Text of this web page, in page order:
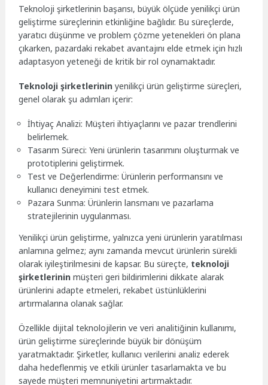
Teknoloji şirketlerinin başarısı, büyük ölçüde yenilikçi ürün
geliştirme süreçlerinin etkinliğine bağlıdır. Bu süreçlerde,
yaratıcı düşünme ve problem çözme yetenekleri ön plana
çıkarken, pazardaki rekabet avantajını elde etmek için hızlı
adaptasyon yeteneği de kritik bir rol oynamaktadır.
Teknoloji şirketlerinin yenilikçi ürün geliştirme süreçleri,
genel olarak şu adımları içerir:
İhtiyaç Analizi: Müşteri ihtiyaçlarını ve pazar trendlerini
belirlemek.
Tasarım Süreci: Yeni ürünlerin tasarımını oluşturmak ve
prototiplerini geliştirmek.
Test ve Değerlendirme: Ürünlerin performansını ve
kullanıcı deneyimini test etmek.
Pazara Sunma: Ürünlerin lansmanı ve pazarlama
stratejilerinin uygulanması.
Yenilikçi ürün geliştirme, yalnızca yeni ürünlerin yaratılması
anlamına gelmez; aynı zamanda mevcut ürünlerin sürekli
olarak iyileştirilmesini de kapsar. Bu süreçte, teknoloji
şirketlerinin müşteri geri bildirimlerini dikkate alarak
ürünlerini adapte etmeleri, rekabet üstünlüklerini
artırmalarına olanak sağlar.
Özellikle dijital teknolojilerin ve veri analitiğinin kullanımı,
ürün geliştirme süreçlerinde büyük bir dönüşüm
yaratmaktadır. Şirketler, kullanıcı verilerini analiz ederek
daha hedeflenmiş ve etkili ürünler tasarlamakta ve bu
sayede müşteri memnuniyetini artırmaktadır.